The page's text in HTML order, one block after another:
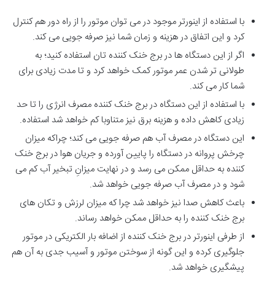
با استفاده از اینورتر موجود در می توان موتور را از راه دور هم کنترل
کرد و این اتفاق در هزینه و زمان شما نیز صرفه جویی می کند.
اگر از این دستگاه ها در برج خنک کننده تان استفاده کنید؛ به
طولانی تر شدن عمر موتور کمک خواهد کرد و تا مدت زیادی برای
شما کار می کند.
با استفاده از این دستگاه در برج خنک کننده مصرف انرژی را تا حد
زیادی کاهش داده و هزینه برق نیز متناوبا کم خواهد شد استفاده.
این دستگاه در مصرف آب هم صرفه جویی می کند؛ چراکه میزان
چرخش پروانه در دستگاه را پایین آورده و جریان هوا در برج خنک
کننده به حداقل ممکن می رسد و در نهایت میزانِ تبخیر آب کم می
شود و در مصرف آب صرفه جویی خواهد شد.
باعث کاهش صدا نیز خواهد شد چرا که میزان لرزش و تکان ‌های
برج خنک کننده را به حداقل ممکن خواهد رساند.
از طرفی اینورتر در برج خنک کننده از اضافه بار الکتریکی در موتور
جلوگیری کرده و این گونه از سوختن موتور و آسیب جدی به آن هم
پیشگیری خواهد شد.